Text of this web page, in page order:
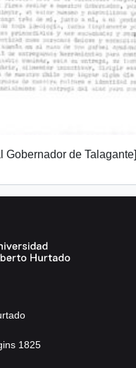
Gobernador de Talagante]
1825